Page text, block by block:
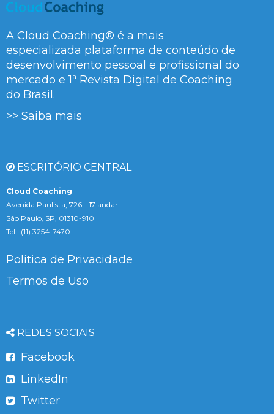
A Cloud Coaching® é a mais
especializada plataforma de conteúdo de
desenvolvimento pessoal e profissional do
mercado e 1ª Revista Digital de Coaching
do Brasil.
>> Saiba mais
ESCRITÓRIO CENTRAL
Cloud Coaching
Avenida Paulista, 726 - 17 andar
São Paulo, SP, 01310-910
Tel.: (11) 3254-7470
Política de Privacidade
Termos de Uso
REDES SOCIAIS
Facebook
LinkedIn
Twitter